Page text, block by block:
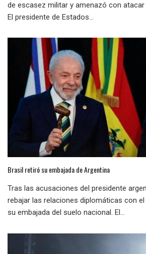
de escasez militar y amenazó con atacar
El presidente de Estados...
Brasil retiró su embajada de Argentina
Tras las acusaciones del presidente
rebajar las relaciones diplomáticas con
su embajada del suelo nacional. El...